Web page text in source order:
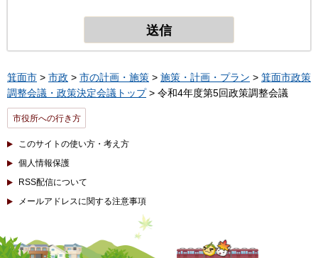
箕面市 > 市政 > 市の計画・施策 > 施策・計画・プラン > 箕面市政策
調整会議・政策決定会議トップ> 令和4年度第5回政策調整会議
市役所への行き方
このサイトの使い方・考え方
個人情報保護
RSS配信について
メールアドレスに関する注意事項